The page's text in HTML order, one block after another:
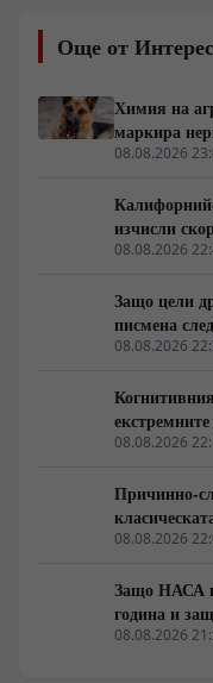
непрекъсната
разполага с
Още от
Химия на
маркира
08.08.2026
изчисли
бита в
08.08.2026
Защо цели
писмена
08.08.2026
на фауната
08.08.2026
Причинно-
времето се
08.08.2026
Защо НАСА
година и
08.08.2026